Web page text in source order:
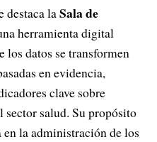
destaca laSala de
herramienta digital
los datos se transformen
en evidencia,
clave sobre
salud. Su propósito
la administración de los